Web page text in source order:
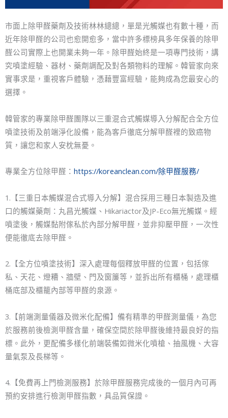
市面上除甲醛藥劑及技術林林總總，單是光觸媒也有數十種，而
近年除甲醛的公司也愈開愈多，當中許多標榜具多年保養的除甲
醛公司實際上也開業未夠一年。除甲醛始終是一項專門技術，講
究噴塗經驗、器材、藥劑調配及對各類物料的理解。韓管家向來
實事求是，重視客戶體驗，憑藉豐富經驗，能夠成為您最安心的
選擇。
韓管家的專業除甲醛團隊以三重混合式觸媒導入分解配合全方位
噴塗技術及前端淨化設備，能為客戶徹底分解甲醛裡的致癌物
質，讓您和家人安枕無憂。
專業全方位除甲醛： https://koreanclean.com/除甲醛服務/
1.【三重日本觸媒混合式導入分解】混合採用三種日本製造及進
口的觸媒藥劑：丸昌光觸媒、Hikariactor及JP-Eco無光觸媒。經
噴塗後，觸媒黏附傢私於內部分解甲醛，並非抑壓甲醛，一次性
便能徹底去除甲醛。
2.【全方位噴塗技術】深入處理每個釋放甲醛的位置，包括傢
私、天花、燈糟、牆壁、門及窗簾等，並拆出所有櫃桶，處理櫃
桶底部及櫃籠內部等甲醛的泉源。
3.【前端測量儀器及微米化配備】備有精準的甲醛測量儀，為您
於服務前後檢測甲醛含量，確保空間於除甲醛後維持最良好的指
標。此外，更配備多樣化前端裝備如微米化噴槍、抽風機、大容
量氣泵及長梯等。
4.【免費再上門檢測服務】於除甲醛服務完成後的一個月內可再
預約安排進行檢測甲醛指數，具品質保證。